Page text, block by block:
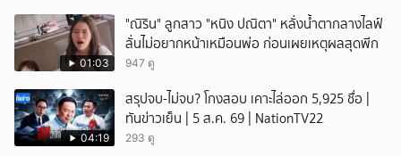
01:03
"ณิริน" ลูกสาว "หนิง ปณิตา" หลั่งน้ำตากลางไลฟ์
ลั่นไม่อยากหน้าเหมือนพ่อ ก่อนเผยเหตุผลสุดพีก
947 ดู
04:19
สรุปจบ-ไม่จบ? โกงสอบ เคาะไล่ออก 5,925 ชื่อ |
ทันข่าวเย็น | 5 ส.ค. 69 | NationTV22
293 ดู